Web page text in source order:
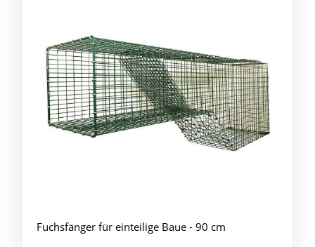
Fuchsfänger für einteilige Baue - 90 cm